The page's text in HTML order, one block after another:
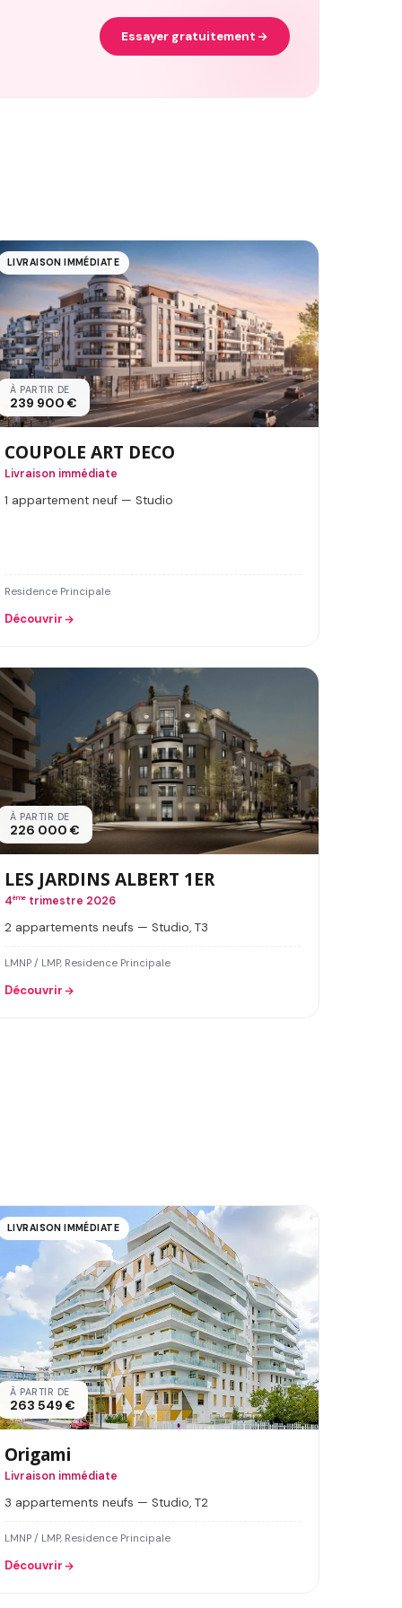
Essayer gratuitement
LIVRAISON IMMÉDIATE
À PARTIR DE
239 900 €
COUPOLE ART DECO
Livraison immédiate
1 appartement neuf — Studio
Residence Principale
Découvrir
À PARTIR DE
226 000 €
LES JARDINS ALBERT 1ER
4ème trimestre 2026
2 appartements neufs — Studio, T3
LMNP / LMP, Residence Principale
Découvrir
LIVRAISON IMMÉDIATE
À PARTIR DE
263 549 €
Origami
Livraison immédiate
3 appartements neufs — Studio, T2
LMNP / LMP, Residence Principale
Découvrir